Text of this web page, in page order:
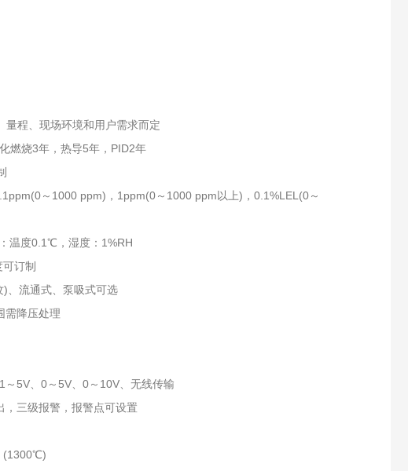
量程、现场环境和用户需求而定
燃烧3年，热导5年，PID2年
～1000 ppm)，1ppm(0～1000 ppm以上)，0.1%LEL(0～
温度0.1℃，湿度：1%RH
订制
、流通式、泵吸式可选
需降压处理
5V、0～5V、0～10V、无线传输
三级报警，报警点可设置
(1300℃)